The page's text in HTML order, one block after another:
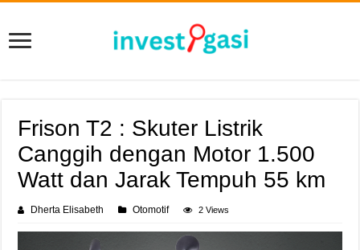
Frison T2 : Skuter Listrik
Canggih dengan Motor 1.500
Watt dan Jarak Tempuh 55 km
Dherta Elisabeth Otomotif 2 Views